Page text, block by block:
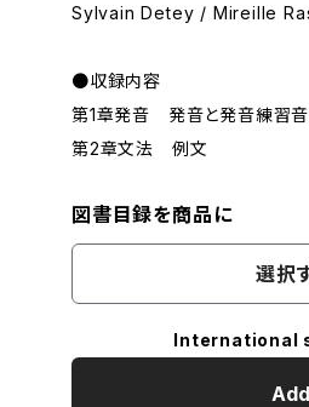
Sylvain Detey / Mireille
●収録内容
第1章発音 発音と発音練習
第2章文法 例文
図書目録を商品に
選択
International